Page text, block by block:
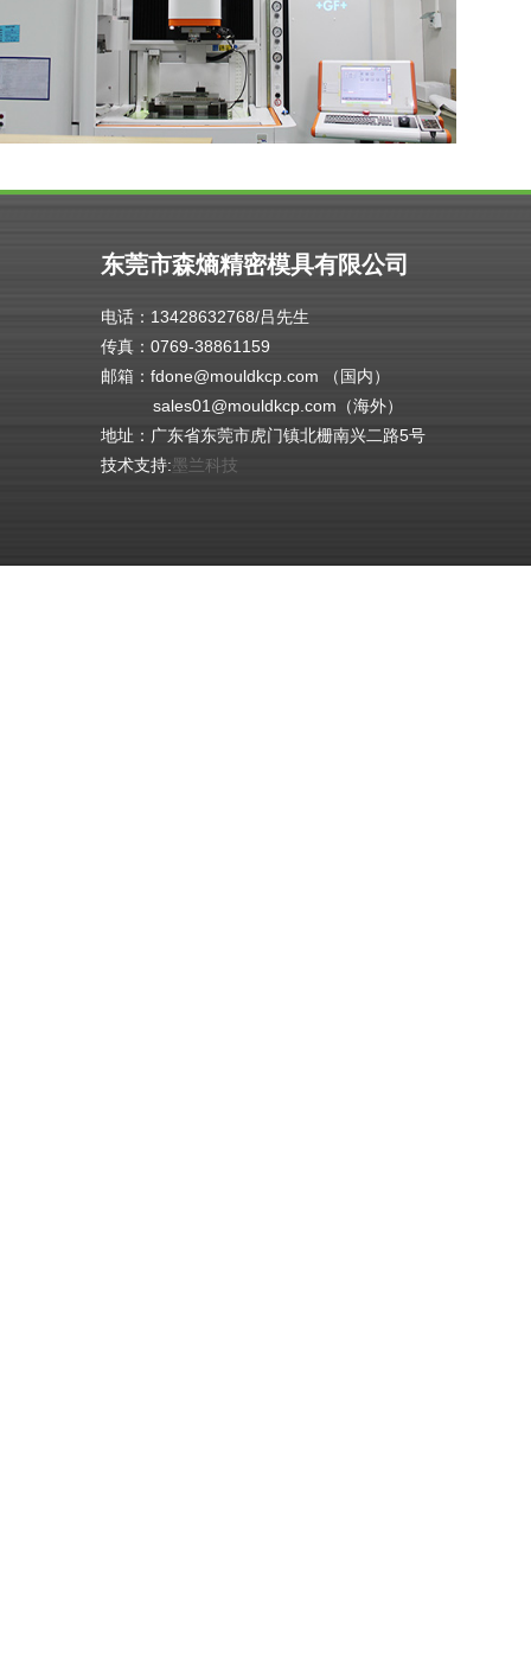
EDM
放
电
机
GF
详
细
东莞市森熵精密模具有限公司
电话：13428632768/吕先生
传真：0769-38861159
邮箱：fdone@mouldkcp.com （国内）
sales01@mouldkcp.com（海外）
地址：广东省东莞市虎门镇北栅南兴二路5号
技术支持:墨兰科技